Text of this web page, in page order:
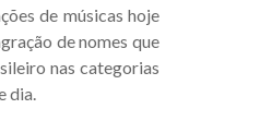
de músicas hoje
de nomes que
nas categorias
dia.